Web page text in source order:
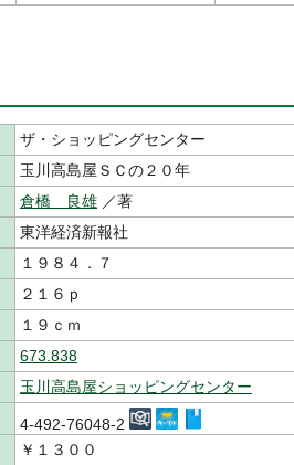
ザ・ショッピングセンター
玉川高島屋ＳＣの２０年
倉橋 良雄 ／著
東洋経済新報社
１９８４．７
２１６ｐ
１９ｃｍ
673.838
玉川高島屋ショッピングセンター
4-492-76048-2
￥１３００